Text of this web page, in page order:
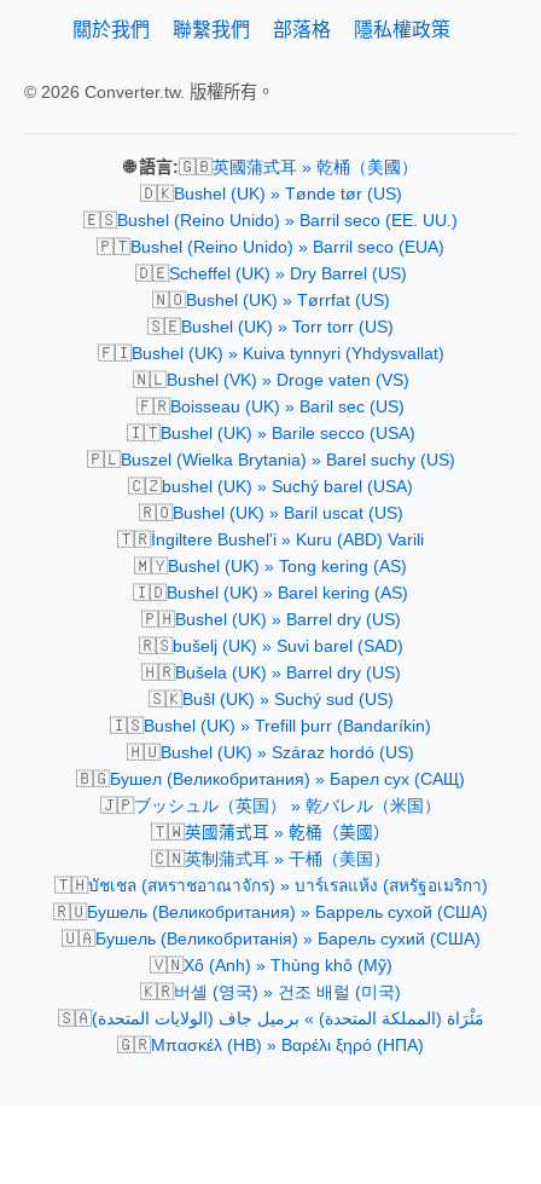
關於我們 聯繫我們 部落格 隱私權政策
© 2026 Converter.tw. 版權所有。
🌐 語言:🇬🇧英國蒲式耳 » 乾桶（美國）
🇩🇰Bushel (UK) » Tønde tør (US)
🇪🇸Bushel (Reino Unido) » Barril seco (EE. UU.)
🇵🇹Bushel (Reino Unido) » Barril seco (EUA)
🇩🇪Scheffel (UK) » Dry Barrel (US)
🇳🇴Bushel (UK) » Tørrfat (US)
🇸🇪Bushel (UK) » Torr torr (US)
🇫🇮Bushel (UK) » Kuiva tynnyri (Yhdysvallat)
🇳🇱Bushel (VK) » Droge vaten (VS)
🇫🇷Boisseau (UK) » Baril sec (US)
🇮🇹Bushel (UK) » Barile secco (USA)
🇵🇱Buszel (Wielka Brytania) » Barel suchy (US)
🇨🇿bushel (UK) » Suchý barel (USA)
🇷🇴Bushel (UK) » Baril uscat (US)
🇹🇷İngiltere Bushel'i » Kuru (ABD) Varili
🇲🇾Bushel (UK) » Tong kering (AS)
🇮🇩Bushel (UK) » Barel kering (AS)
🇵🇭Bushel (UK) » Barrel dry (US)
🇷🇸bušelj (UK) » Suvi barel (SAD)
🇭🇷Bušela (UK) » Barrel dry (US)
🇸🇰Bušl (UK) » Suchý sud (US)
🇮🇸Bushel (UK) » Trefill þurr (Bandaríkin)
🇭🇺Bushel (UK) » Száraz hordó (US)
🇧🇬Бушел (Великобритания) » Барел сух (САЩ)
🇯🇵ブッシュル（英国） » 乾バレル（米国）
🇹🇼英國蒲式耳 » 乾桶（美國）
🇨🇳英制蒲式耳 » 干桶（美国）
🇹🇭บัชเชล (สหราชอาณาจักร) » บาร์เรลแห้ง (สหรัฐอเมริกา)
🇷🇺Бушель (Великобритания) » Баррель сухой (США)
🇺🇦Бушель (Великобританія) » Барель сухий (США)
🇻🇳Xô (Anh) » Thùng khô (Mỹ)
🇰🇷버셸 (영국) » 건조 배럴 (미국)
🇸🇦مَئْرَاة (المملكة المتحدة) » برميل جاف (الولايات المتحدة)
🇬🇷Μπασκέλ (ΗΒ) » Βαρέλι ξηρό (ΗΠΑ)